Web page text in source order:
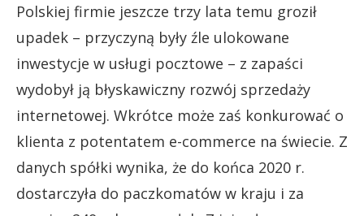
Polskiej firmie jeszcze trzy lata temu groził
upadek – przyczyną były źle ulokowane
inwestycje w usługi pocztowe – z zapaści
wydobył ją błyskawiczny rozwój sprzedaży
internetowej. Wkrótce może zaś konkurować o
klienta z potentatem e-commerce na świecie. Z
danych spółki wynika, że do końca 2020 r.
dostarczyła do paczkomatów w kraju i za